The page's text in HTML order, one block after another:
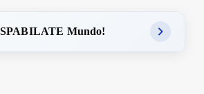
Mundo!